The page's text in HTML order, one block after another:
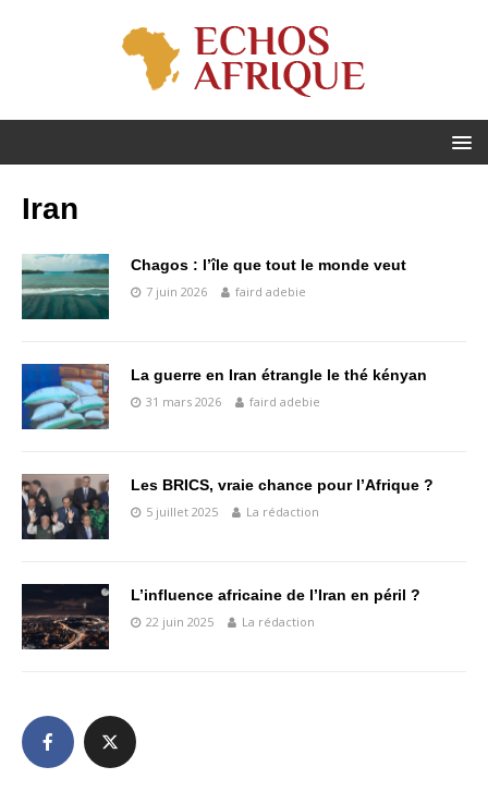
Iran
Chagos : l’île que tout le monde veut
7 juin 2026 faird adebie
La guerre en Iran étrangle le thé kényan
31 mars 2026 faird adebie
Les BRICS, vraie chance pour l’Afrique ?
5 juillet 2025 La rédaction
L’influence africaine de l’Iran en péril ?
22 juin 2025 La rédaction